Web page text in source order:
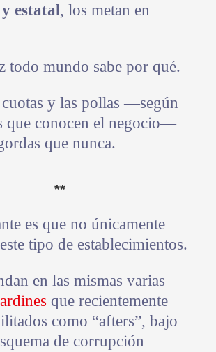
estatal, los metan en
todo mundo sabe por qué.
y las pollas —según
que conocen el negocio—
que nunca.
**
es que no únicamente
tipo de establecimientos.
en las mismas varias
que recientemente
como “afters”, bajo
de corrupción